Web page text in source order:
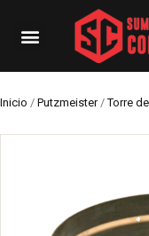
Inicio / Putzmeister/Torre